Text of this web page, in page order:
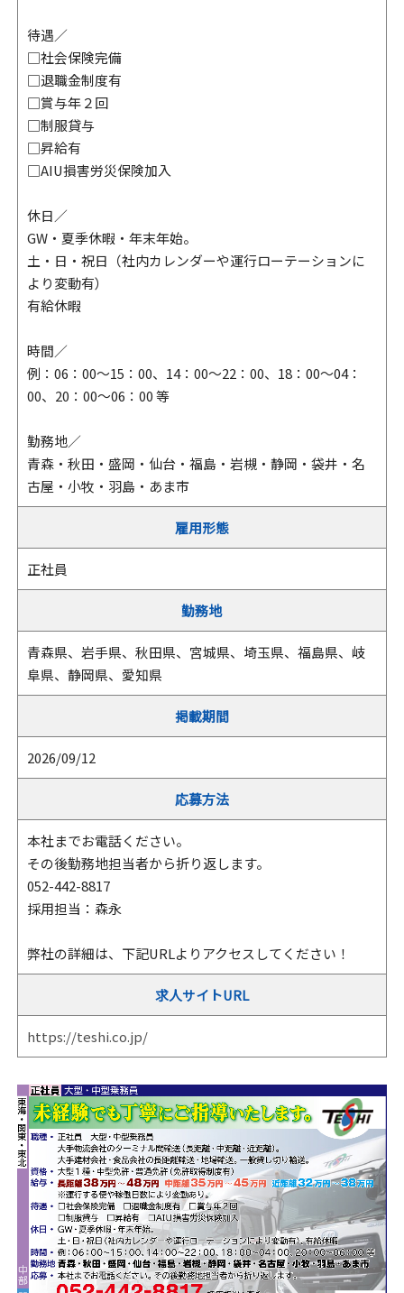
待遇／
□社会保険完備
□退職金制度有
□賞与年２回
□制服貸与
□昇給有
□AIU損害労災保険加入
休日／
GW・夏季休暇・年末年始。
土・日・祝日（社内カレンダーや運行ローテーションに
より変動有）
有給休暇
時間／
例：06：00～15：00、14：00～22：00、18：00～04：
00、20：00～06：00 等
勤務地／
青森・秋田・盛岡・仙台・福島・岩槻・静岡・袋井・名
古屋・小牧・羽島・あま市
雇用形態
正社員
勤務地
青森県、岩手県、秋田県、宮城県、埼玉県、福島県、岐
阜県、静岡県、愛知県
掲載期間
2026/09/12
応募方法
本社までお電話ください。
その後勤務地担当者から折り返します。
052-442-8817
採用担当：森永
弊社の詳細は、下記URLよりアクセスしてください！
求人サイトURL
https://teshi.co.jp/